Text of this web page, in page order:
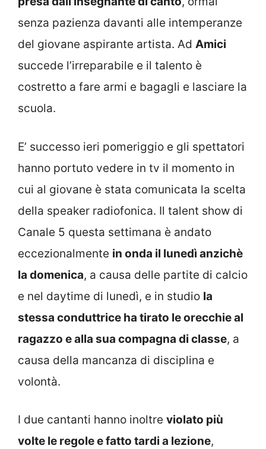
senza pazienza davanti alle intemperanze
del giovane aspirante artista. Ad Amici
succede l’irreparabile e il talento è
costretto a fare armi e bagagli e lasciare la
scuola.
E’ successo ieri pomeriggio e gli spettatori
hanno portuto vedere in tv il momento in
cui al giovane è stata comunicata la scelta
della speaker radiofonica. Il talent show di
Canale 5 questa settimana è andato
eccezionalmente in onda il lunedì anzichè
la domenica, a causa delle partite di calcio
e nel daytime di lunedì, e in studio la
stessa conduttrice ha tirato le orecchie al
ragazzo e alla sua compagna di classe, a
causa della mancanza di disciplina e
volontà.
I due cantanti hanno inoltre violato più
volte le regole e fatto tardi a lezione,